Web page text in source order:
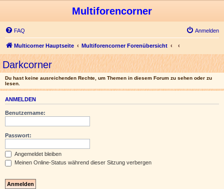
Multiforencorner
FAQ Anmelden
Multicorner Hauptseite Multiforencorner Forenübersicht
Darkcorner
Du hast keine ausreichenden Rechte, um Themen in diesem Forum zu sehen oder zu
lesen.
ANMELDEN
Benutzername:
Passwort:
Angemeldet bleiben
Meinen Online-Status während dieser Sitzung verbergen